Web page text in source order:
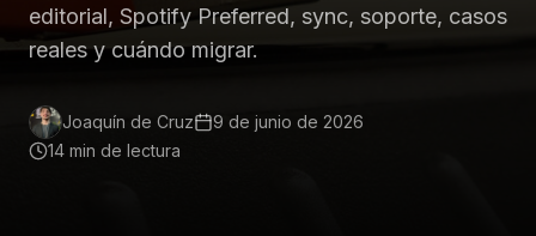
editorial, Spotify Preferred, sync, soporte, casos
reales y cuándo migrar.
Joaquín de Cruz
9 de junio de 2026
14 min de lectura